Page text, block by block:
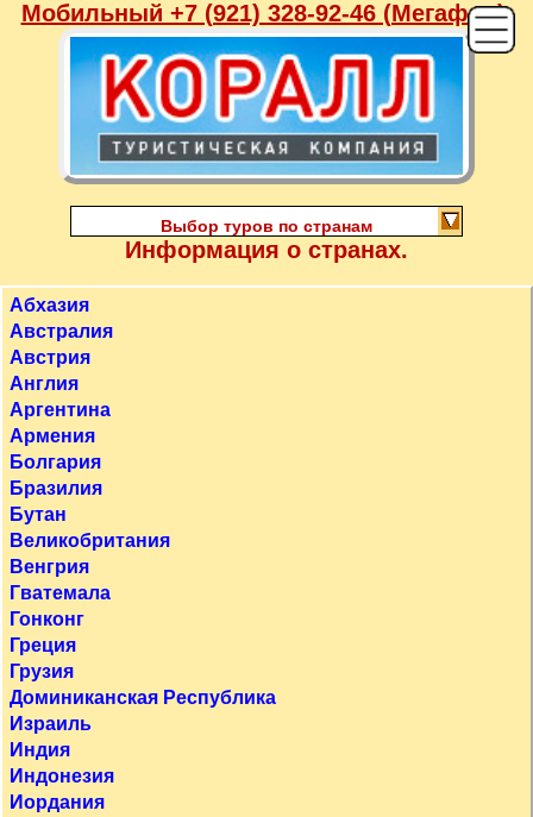
Мобильный +7 (921) 328-92-46 (Мегафон),
Выбор туров по странам
Информация о странах.
Абхазия
Австралия
Австрия
Англия
Аргентина
Армения
Болгария
Бразилия
Бутан
Великобритания
Венгрия
Гватемала
Гонконг
Греция
Грузия
Доминиканская Республика
Израиль
Индия
Индонезия
Иордания